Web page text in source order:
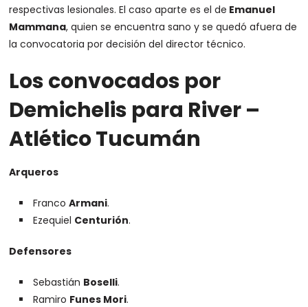
respectivas lesionales. El caso aparte es el de Emanuel
Mammana, quien se encuentra sano y se quedó afuera de
la convocatoria por decisión del director técnico.
Los convocados por
Demichelis para River –
Atlético Tucumán
Arqueros
FrancoArmani.
Ezequiel Centurión.
Defensores
Sebastián Boselli.
Ramiro Funes Mori.